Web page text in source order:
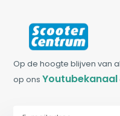
Op de hoogte blijven van
op onsYoutubekanaal